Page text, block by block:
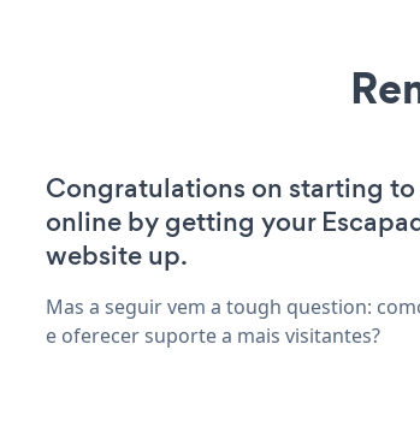
Congratulations on starting
online by getting your
website up.
Mas a seguir vem a tough question:
e oferecer suporte a mais visitantes?